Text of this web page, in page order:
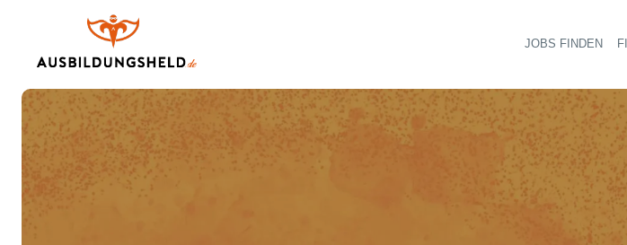
JOBS FINDEN